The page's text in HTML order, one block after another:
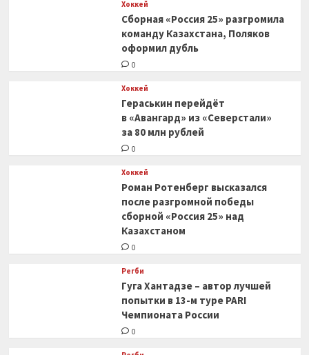
Хоккей
Сборная «Россия 25» разгромила
команду Казахстана, Поляков
оформил дубль
0
Хоккей
Гераськин перейдёт
в «Авангард» из «Северстали»
за 80 млн рублей
0
Хоккей
Роман Ротенберг высказался
после разгромной победы
сборной «Россия 25» над
Казахстаном
0
Регби
Гуга Хантадзе – автор лучшей
попытки в 13-м туре PARI
Чемпионата России
0